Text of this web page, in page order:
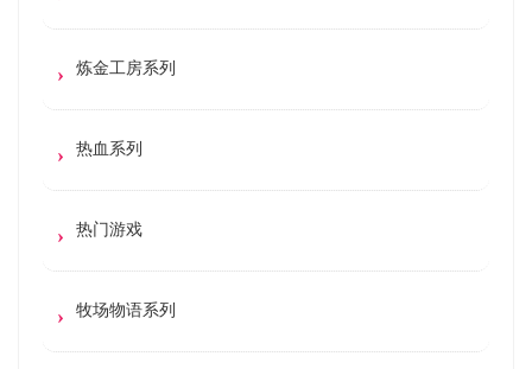
炼金工房系列
热血系列
热门游戏
牧场物语系列